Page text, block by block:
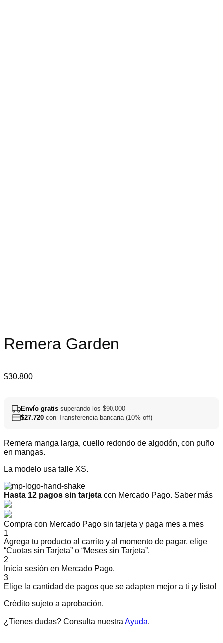
Remera Garden
$30.800
Envío gratis superando los $90.000
$27.720 con Transferencia bancaria (10% off)
Remera manga larga, cuello redondo de algodón, con puño
en mangas.
La modelo usa talle XS.
Hasta 12 pagos sin tarjeta con Mercado Pago. Saber más
Compra con Mercado Pago sin tarjeta y paga mes a mes
1
Agrega tu producto al carrito y al momento de pagar, elige
“Cuotas sin Tarjeta” o “Meses sin Tarjeta”.
2
Inicia sesión en Mercado Pago.
3
Elige la cantidad de pagos que se adapten mejor a ti ¡y listo!
Crédito sujeto a aprobación.
¿Tienes dudas? Consulta nuestra Ayuda.